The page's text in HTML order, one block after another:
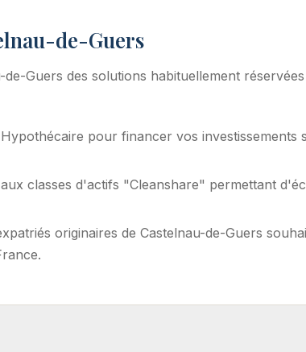
de-Guers
Guers des solutions habituellement
pour financer vos investissements
classes d'actifs "Cleanshare" permettant
originaires de Castelnau-de-Guers